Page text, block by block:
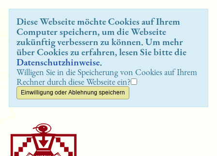
Diese Webseite möchte Cookies auf Ihrem
Computer speichern, um die Webseite
zukünftig verbessern zu können. Um mehr
über Cookies zu erfahren, lesen Sie bitte die
Datenschutzhinweise.
Willigen Sie in die Speicherung von Cookies auf Ihrem
Rechner durch diese Webseite ein?